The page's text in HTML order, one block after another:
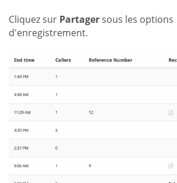
Cliquez sur Partagersous les options
d'enregistrement.